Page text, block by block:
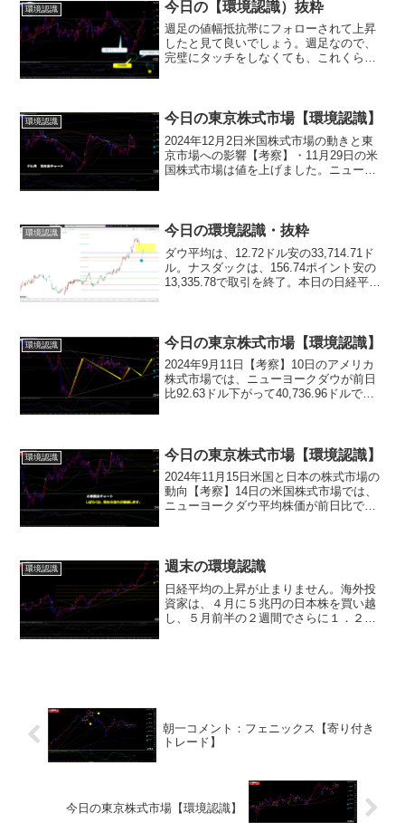
環境認識 今日の【環境認識）抜粋
週足の値幅抵抗帯にフォローされて上昇
したと見て良いでしょう。週足なので、
完璧にタッチをしなくても、これくらい
ドクロスをしてくる時間...
環境認識 今日の東京株式市場【環境認識】
2024年12月2日米国株式市場の動きと東
京市場への影響【考察】・11月29日の米
国株式市場は値を上げました。ニューヨ
環境認識 今日の環境認識・抜粋
ダウ平均は、12.72ドル安の33,714.71ド
ル。ナスダックは、156.74ポイント安の
13,335.78で取引を終了。本日の日経平均
環境認識 今日の東京株式市場【環境認識】
2024年9月11日【考察】10日のアメリカ
株式市場では、ニューヨークダウが前日
比92.63ドル下がって40,736.96ドルで取
環境認識 今日の東京株式市場【環境認識】
2024年11月15日米国と日本の株式市場の
動向【考察】14日の米国株式市場では、
ニューヨークダウ平均株価が前日比で
環境認識 週末の環境認識
日経平均の上昇が止まりません。海外投
資家は、４月に５兆円の日本株を買い越
し、５月前半の２週間でさらに１．２兆
朝一コメント：フェニックス【寄り付き
トレード】
今日の東京株式市場【環境認識】